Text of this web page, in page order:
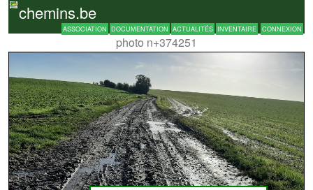
chemins.be
ASSOCIATION DOCUMENTATION ACTUALITÉS INVENTAIRE CONNEXION
photo n+374251